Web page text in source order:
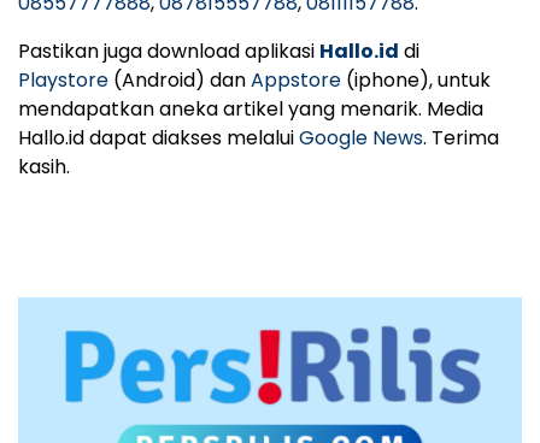
Pastikan juga download aplikasi Hallo.id di
Playstore (Android) danAppstore (iphone), untuk
mendapatkan aneka artikel yang menarik. Media
Hallo.id dapat diakses melaluiGoogle News. Terima
kasih.